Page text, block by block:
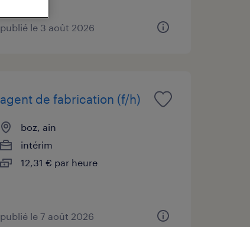
publié le 3 août 2026
agent de fabrication (f/h)
boz, ain
intérim
12,31 € par heure
publié le 7 août 2026